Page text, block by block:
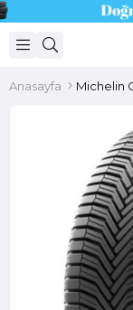
Anasayfa Michelin